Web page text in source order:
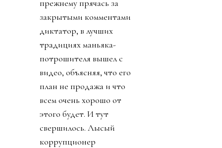
прежнему прячась за
закрытыми комментами
диктатор, в лучших
традициях маньяка-
потрошителя вышел с
видео, объясняя, что его
план не продажа и что
всем очень хорошо от
этого будет. И тут
свершилось. Лысый
коррупционер